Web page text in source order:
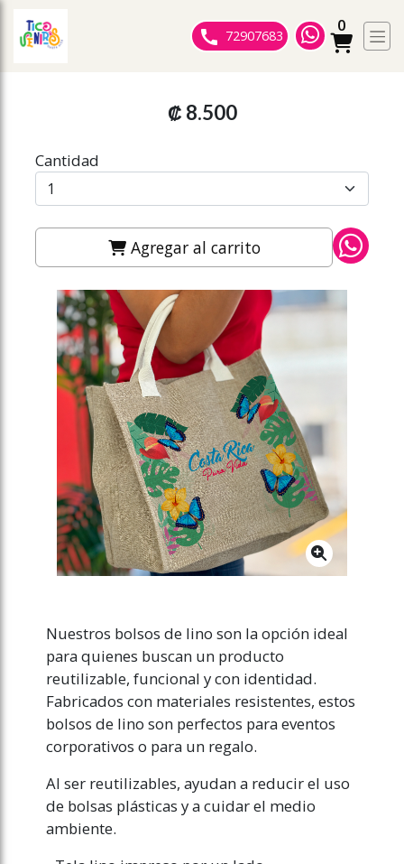
slideout menu. 72907683
0
₡ 8.500
Cantidad
Agregar al carrito
Nuestros bolsos de lino son la opción ideal
para quienes buscan un producto
reutilizable, funcional y con identidad.
Fabricados con materiales resistentes, estos
bolsos de lino son perfectos para eventos
corporativos o para un regalo.
Al ser reutilizables, ayudan a reducir el uso
de bolsas plásticas y a cuidar el medio
ambiente.